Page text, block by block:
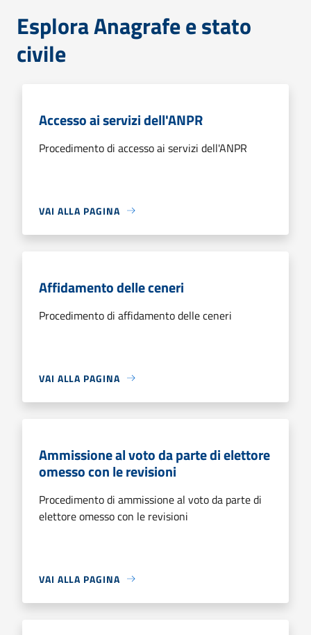
Esplora Anagrafe e stato
civile
Accesso ai servizi dell'ANPR
Procedimento di accesso ai servizi dell'ANPR
VAI ALLA PAGINA
Affidamento delle ceneri
Procedimento di affidamento delle ceneri
VAI ALLA PAGINA
Ammissione al voto da parte di elettore
omesso con le revisioni
Procedimento di ammissione al voto da parte di
elettore omesso con le revisioni
VAI ALLA PAGINA